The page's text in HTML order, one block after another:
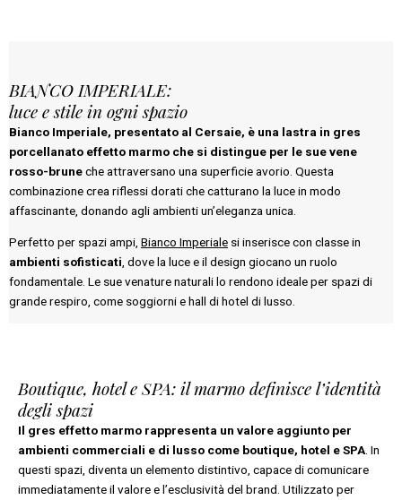
BIANCO IMPERIALE:
luce e stile in ogni spazio
Bianco Imperiale, presentato al Cersaie, è una lastra in gres
porcellanato effetto marmo che si distingue per le sue vene
rosso-bruneche attraversano una superficie avorio. Questa
combinazione crea riflessi dorati che catturano la luce in modo
affascinante, donando agli ambienti un’eleganza unica.
Perfetto per spazi ampi, Bianco Imperiale si inserisce con classe in
ambienti sofisticati, dove la luce e il design giocano un ruolo
fondamentale. Le sue venature naturali lo rendono ideale per spazi di
grande respiro, come soggiorni e hall di hotel di lusso.
Boutique, hotel e SPA: il marmo definisce l’identità
degli spazi
Il gres effetto marmo rappresenta un valore aggiunto per
ambienti commerciali e di lusso come boutique, hotel e SPA . In
questi spazi, diventa un elemento distintivo, capace di comunicare
immediatamente il valore e l’esclusività del brand. Utilizzato per